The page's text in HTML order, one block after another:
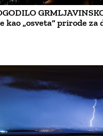
kao „osveta“ prirode za